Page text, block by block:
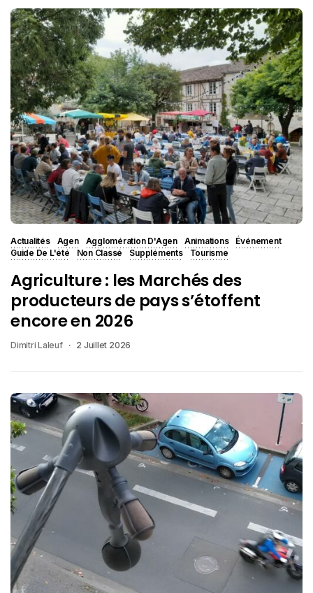
Actualités Agen Agglomération D'Agen Animations
Événement
Guide De L'été
Non Classé Suppléments Tourisme
Agriculture : les Marchés des
producteurs de pays s’étoffent
encore en 2026
Dimitri Laleuf 2 Juillet 2026